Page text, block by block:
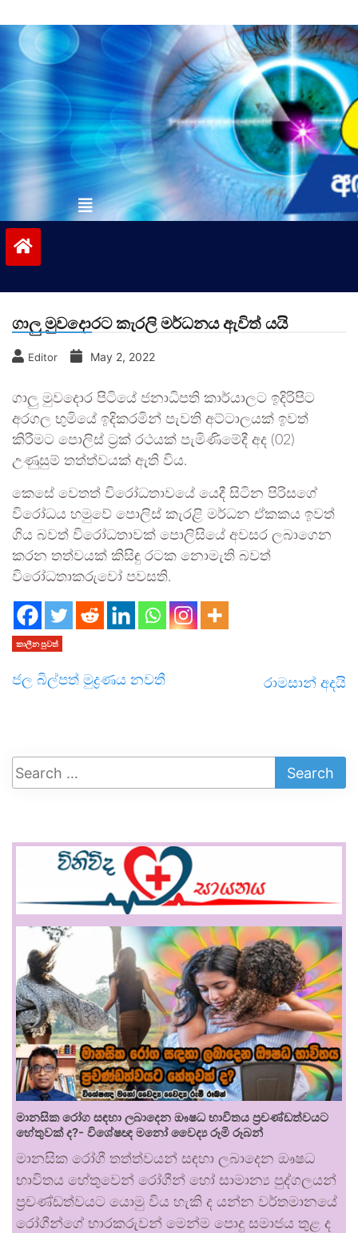
to
contentvinivida.lk
ගාලු මුවදොරට කැරලි මර්ධනය ඇවිත් යයි
Editor May 2, 2022
ගාලු මුවදොර පිටියේ ජනාධිපති කාර්යාලට ඉදිරිපිට
අරගල භුමියේ ඉදිකරමින් පැවති අට්ටාලයක් ඉවත්
කිරීමට පොලිස් ට්‍රක් රථයක් පැමිණිමේදී අද (02)
උණුසුම් තත්ත්වයක් ඇති විය.
කෙසේ වෙතත් විරෝධතාවයේ යෙදී සිටින පිරිසගේ
විරෝධය හමුවේ පොලිස් කැරළි මර්ධන ඒකකය ඉවත්
ගිය බවත් විරෝධතාවක් පොලිසියේ අවසර ලබාගෙන
කරන තත්වයක් කිසිඳු රටක නොමැති බවත්
විරෝධතාකරුවෝ පවසති.
කාලීන පුවත්
ජල බිල්පත් මුද්‍රණය නවතී රාමසාන් අදයි
මානසික රෝග සඳහා ලබාදෙන ඖෂධ භාවිතය ප්‍රචණ්ඩත්වයට
හේතුවක් ද?- විශේෂඥ මනෝ වෛද්‍ය රූමි රූබන්
මානසික රෝගී තත්ත්වයන් සඳහා ලබාදෙන ඖෂධ
භාවිතය හේතුවෙන් රෝගීන් හෝ සාමාන්‍ය පුද්ගලයන්
ප්‍රචණ්ඩත්වයට යොමු විය හැකි ද යන්න වර්තමානයේ
රෝගීන්ගේ භාරකරුවන් මෙන්ම පොදු සමාජය තුළ ද